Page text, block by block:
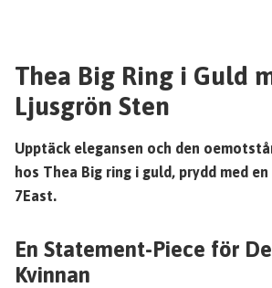
Thea Big Ring i Guld
Ljusgrön Sten
Upptäck elegansen och den
hos Thea Big ring i guld, prydd med
7East.
En Statement-Piece för
Kvinnan